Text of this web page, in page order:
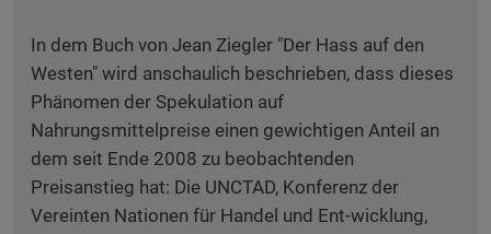
In dem Buch von Jean Ziegler "Der Hass auf den
Westen" wird anschaulich beschrieben, dass dieses
Phänomen der Spekulation auf
Nahrungsmittelpreise einen gewichtigen Anteil an
dem seit Ende 2008 zu beobachtenden
Preisanstieg hat: Die UNCTAD, Konferenz der
Vereinten Nationen für Handel und Ent-wicklung,